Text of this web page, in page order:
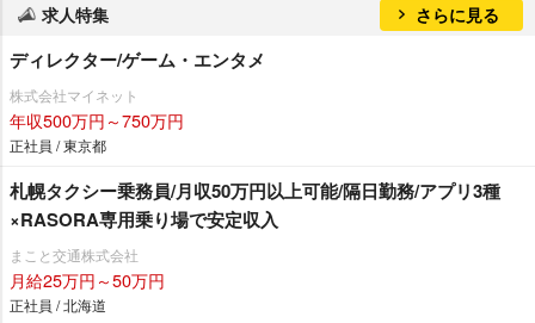
求人特集 さらに見る
ディレクター/ゲーム・エンタメ
株式会社マイネット
年収500万円～750万円
正社員 / 東京都
札幌タクシー乗務員/月収50万円以上可能/隔日勤務/アプリ3種
×RASORA専用乗り場で安定収入
まこと交通株式会社
月給25万円～50万円
正社員 / 北海道